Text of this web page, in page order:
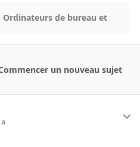
Ordinateurs de bureau et
un nouveau sujet